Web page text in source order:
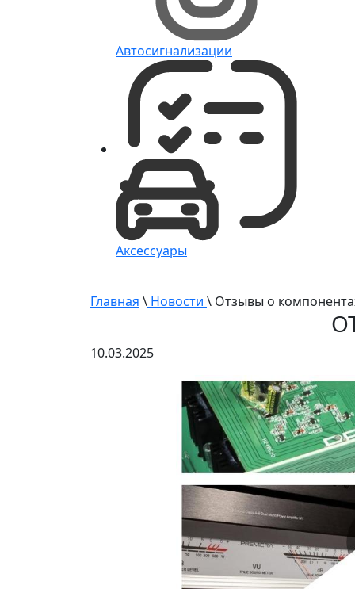
Автосигнализации
Аксессуары
Главная \ Новости \ Отзывы о
10.03.2025